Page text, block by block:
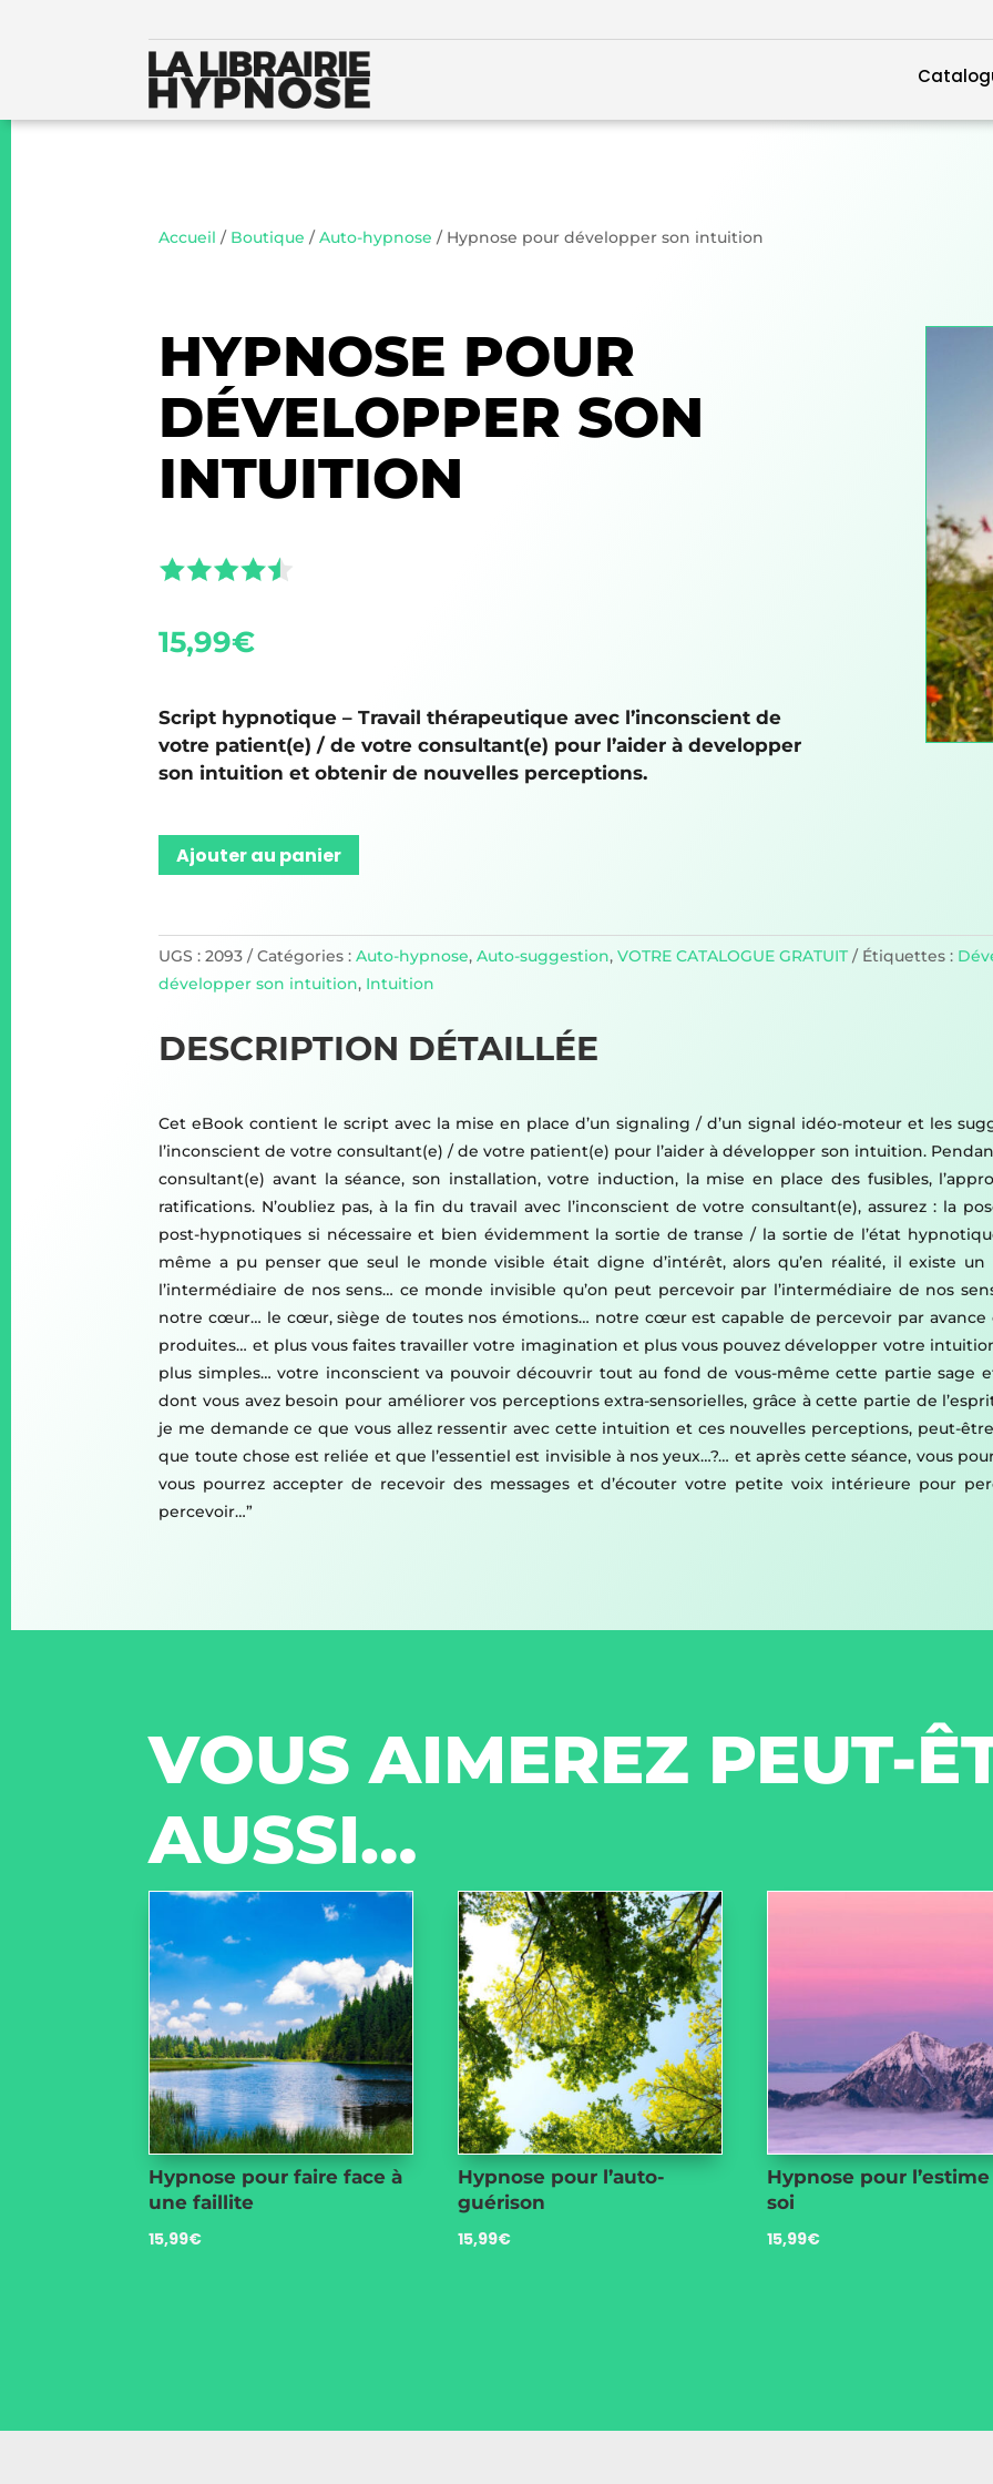
Accueil / Boutique /Auto-hypnose / Hypnose pour développer son intuition
HYPNOSE POUR
DÉVELOPPER SON
INTUITION
15,99€
Script hypnotique – Travail thérapeutique avec l’inconscient de
votre patient(e) / de votre consultant(e) pour l’aider à developper
son intuition et obtenir de nouvelles perceptions.
Ajouter au panier
UGS :2093 Catégories :Auto-hypnose,Auto-suggestion,VOTRE CATALOGUE GRATUIT Étiquettes :
développer son intuition, Intuition
DESCRIPTION DÉTAILLÉE
Cet eBook contient le script avec la mise en place d’un signaling / d’un signal idéo-moteur et les
l’inconscient de votre consultant(e) / de votre patient(e) pour l’aider à développer son intuition.
consultant(e) avant la séance, son installation, votre induction, la mise en place des fusibles,
ratifications. N’oubliez pas, à la fin du travail avec l’inconscient de votre consultant(e), assurez : la
post-hypnotiques si nécessaire et bien évidemment la sortie de transe / la sortie de l’état
même a pu penser que seul le monde visible était digne d’intérêt, alors qu’en réalité, il existe
l’intermédiaire de nos sens… ce monde invisible qu’on peut percevoir par l’intermédiaire de nos
notre cœur… le cœur, siège de toutes nos émotions… notre cœur est capable de percevoir par avance
produites… et plus vous faites travailler votre imagination et plus vous pouvez développer votre
plus simples… votre inconscient va pouvoir découvrir tout au fond de vous-même cette partie sage
dont vous avez besoin pour améliorer vos perceptions extra-sensorielles, grâce à cette partie de
je me demande ce que vous allez ressentir avec cette intuition et ces nouvelles perceptions, peut-
que toute chose est reliée et que l’essentiel est invisible à nos yeux…?… et après cette séance, vous
vous pourrez accepter de recevoir des messages et d’écouter votre petite voix intérieure pour
percevoir…”
VOUS AIMEREZ PEUT-
AUSSI…
Hypnose pour faire face à
une faillite
15,99€
Hypnose pour l’auto-
guérison
15,99€
Hypnose pour
soi
15,99€